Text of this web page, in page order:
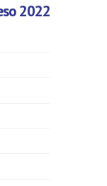
2022